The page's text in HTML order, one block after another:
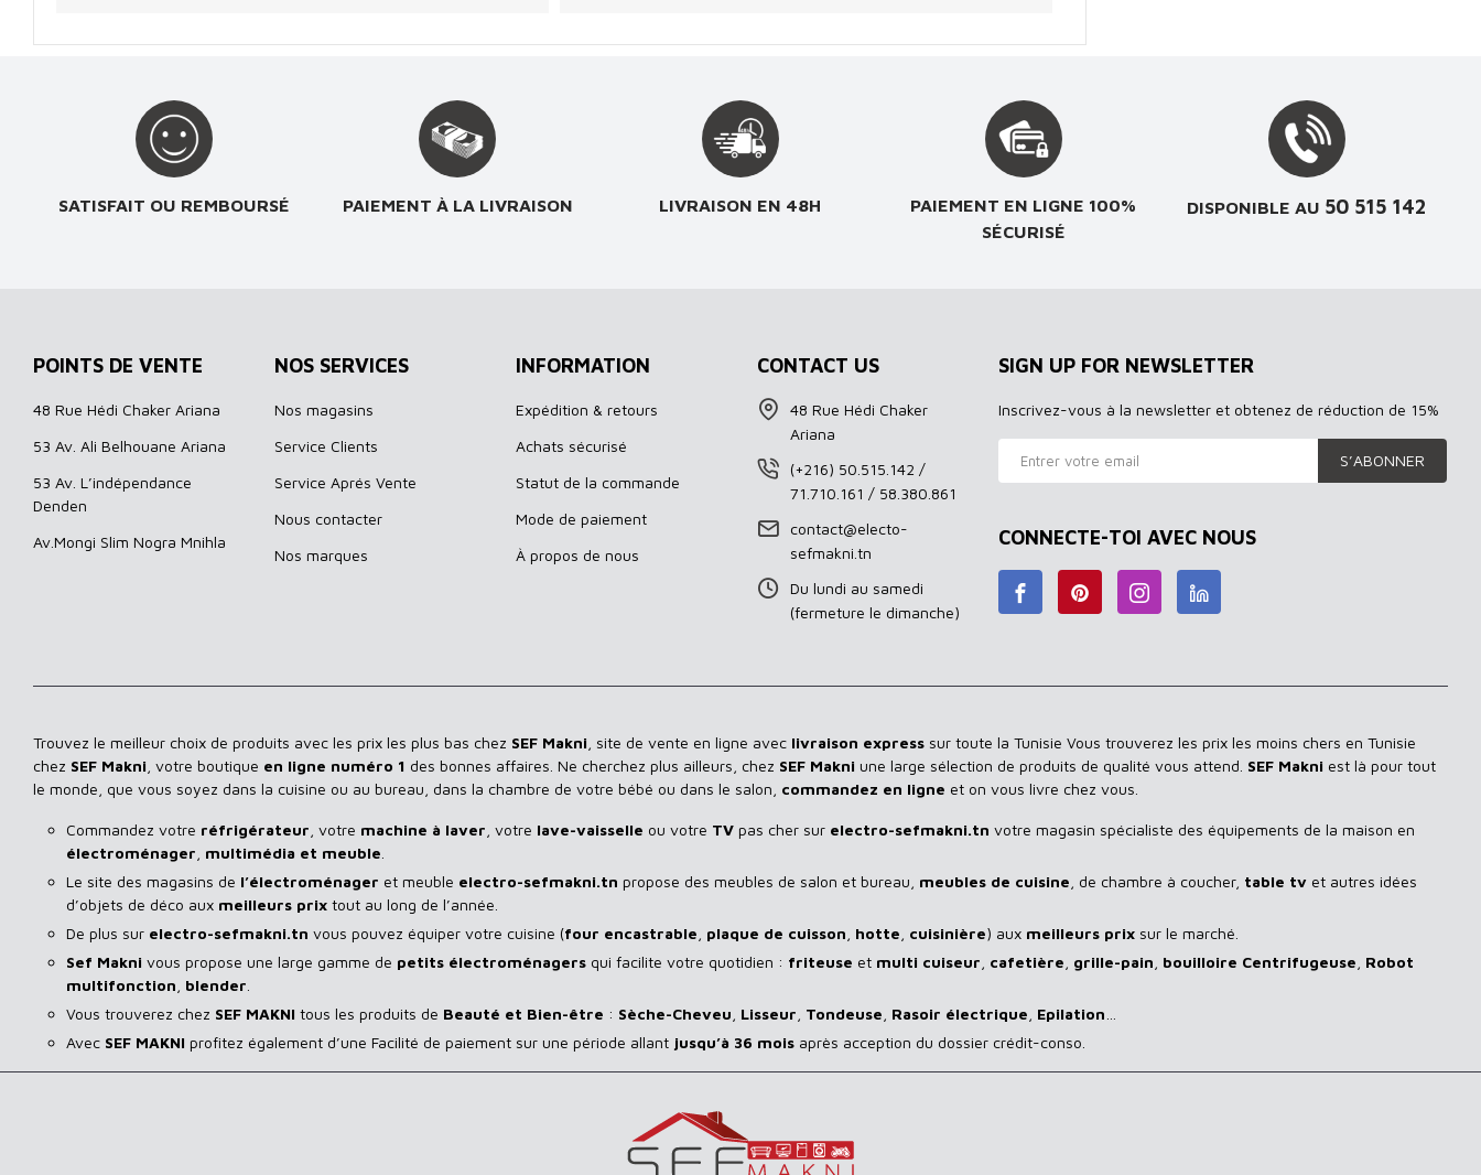
SATISFAIT OU REMBOURSÉ PAIEMENT À LA LIVRAISON LIVRAISON EN 48H
PAIEMENT EN LIGNE 100%
SÉCURISÉ
DISPONIBLE AU 50 515 142
POINTS DE VENTE
48 Rue Hédi Chaker Ariana
53 Av. Ali Belhouane Ariana
53 Av. L’indépendance
Denden
Av.Mongi Slim Nogra Mnihla
NOS SERVICES
Nos magasins
Service Clients
Service Aprés Vente
Nous contacter
Nos marques
INFORMATION
Expédition & retours
Achats sécurisé
Statut de la commande
Mode de paiement
À propos de nous
CONTACT US
48 Rue Hédi Chaker
Ariana
(+216) 50.515.142 /
71.710.161 / 58.380.861
contact@electo-
sefmakni.tn
Du lundi au samedi
(fermeture le dimanche)
SIGN UP FOR NEWSLETTER
Inscrivez-vous à la newsletter et obtenez de réduction de 15%
S’ABONNER
CONNECTE-TOI AVEC NOUS
Trouvez le meilleur choix de produits avec les prix les plus bas chez SEF Makni , site de vente en ligne avec livraison express sur toute la Tunisie Vous trouverez les prix les moins chers en Tunisie
chez SEF Makni , votre boutique en ligne numéro 1 des bonnes affaires. Ne cherchez plus ailleurs, chez SEF Makni une large sélection de produits de qualité vous attend. SEF Makni est là pour tout
le monde, que vous soyez dans la cuisine ou au bureau, dans la chambre de votre bébé ou dans le salon, commandez en ligne et on vous livre chez vous.
Commandez votre réfrigérateur , votre machine à laver , votre lave-vaisselle ou votre TV pas cher sur electro-sefmakni.tn votre magasin spécialiste des équipements de la maison en
électroménager multimédia et meuble
Le site des magasins de l’électroménager et meuble electro-sefmakni.tn propose des meubles de salon et bureau, meubles de cuisine , de chambre à coucher, table tv et autres idées
d’objets de déco aux meilleurs prix tout au long de l’année.
De plus sur electro-sefmakni.tn vous pouvez équiper votre cuisine (four encastrable plaque de cuisson hotte cuisinière) aux meilleurs prix sur le marché.
Sef Makni vous propose une large gamme de petits électroménagers qui facilite votre quotidien : friteuse et multi cuiseur cafetière grille-pain bouilloire Centrifugeuse Robot
multifonction blender
Vous trouverez chez SEF MAKNI tous les produits de Beauté et Bien-être : Sèche-Cheveu Lisseur Tondeuse Rasoir électrique Epilation
Avec SEF MAKNI profitez également d’une Facilité de paiement sur une période allant jusqu’à 36 mois après acception du dossier crédit-conso.